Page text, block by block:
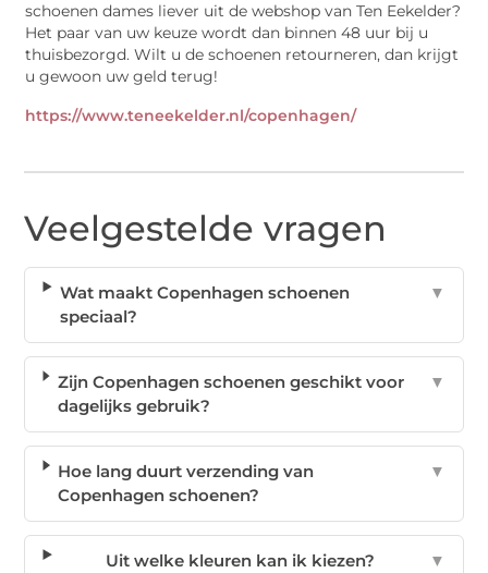
schoenen dames liever uit de webshop van Ten Eekelder?
Het paar van uw keuze wordt dan binnen 48 uur bij u
thuisbezorgd. Wilt u de schoenen retourneren, dan krijgt
u gewoon uw geld terug!
https://www.teneekelder.nl/copenhagen/
Veelgestelde vragen
Wat maakt Copenhagen schoenen
speciaal?
▼
Zijn Copenhagen schoenen geschikt voor
dagelijks gebruik?
▼
Hoe lang duurt verzending van
Copenhagen schoenen?
▼
Uit welke kleuren kan ik kiezen? ▼